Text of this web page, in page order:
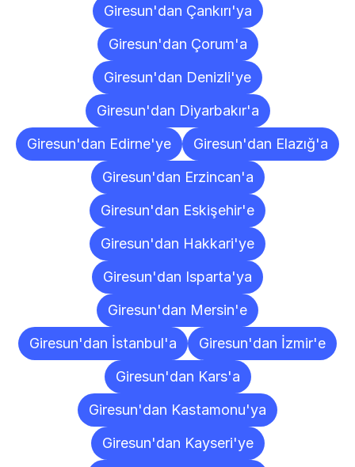
Giresun'dan Çankırı'ya
Giresun'dan Çorum'a
Giresun'dan Denizli'ye
Giresun'dan Diyarbakır'a
Giresun'dan Edirne'ye
Giresun'dan Elazığ'a
Giresun'dan Erzincan'a
Giresun'dan Eskişehir'e
Giresun'dan Hakkari'ye
Giresun'dan Isparta'ya
Giresun'dan Mersin'e
Giresun'dan İstanbul'a
Giresun'dan İzmir'e
Giresun'dan Kars'a
Giresun'dan Kastamonu'ya
Giresun'dan Kayseri'ye